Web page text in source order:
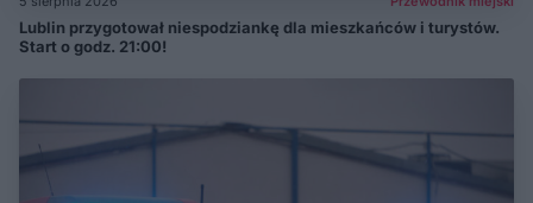
Lublin przygotował niespodziankę dla mieszkańców i turystów.
Start o godz. 21:00!